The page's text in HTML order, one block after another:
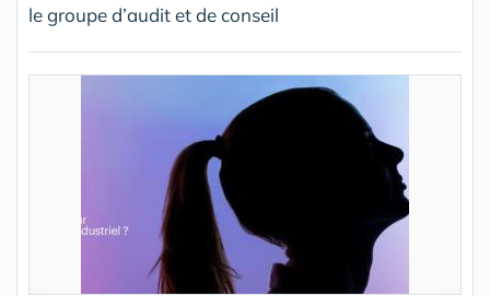
le groupe d’audit et de conseil